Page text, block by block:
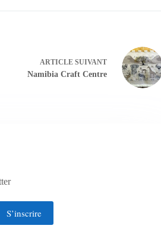
ARTICLESUIVANT
Namibia Craft Centre
S’inscrire